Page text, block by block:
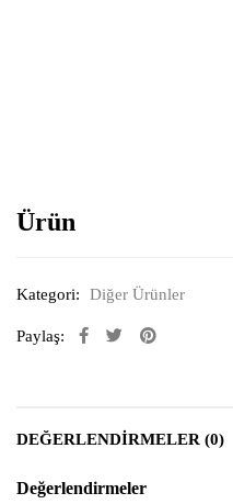
Ürün
Kategori: Diğer Ürünler
Paylaş:
DEĞERLENDIRMELER (0)
Değerlendirmeler